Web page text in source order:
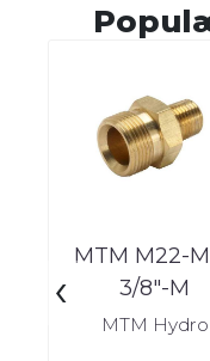
MTM M22-M
3/8″-M
MTM Hydro
‹